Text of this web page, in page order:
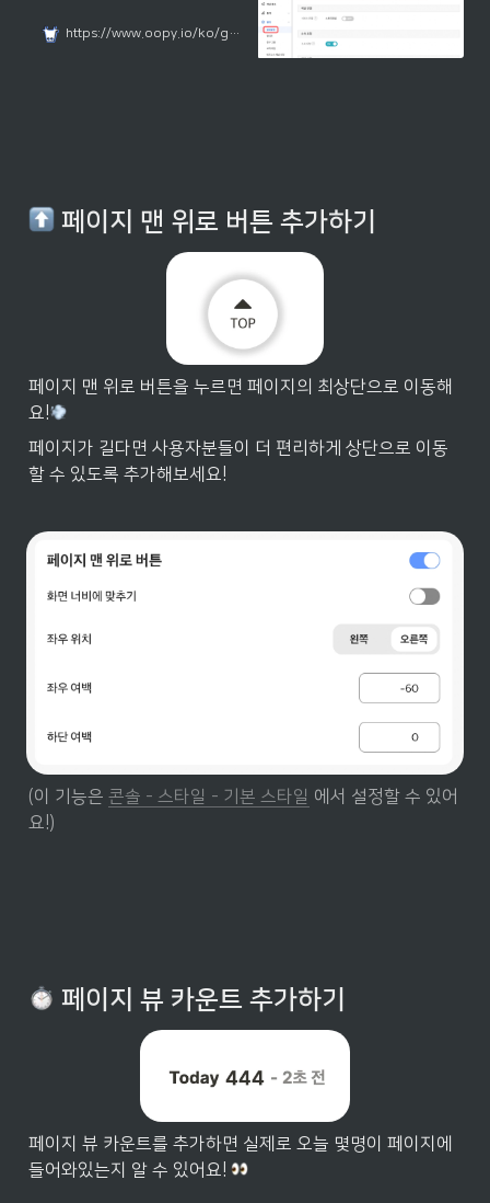
https://www.oopy.io/ko/guides/plugins/kakaotalk-channel
페이지 맨 위로 버튼 추가하기
페이지 맨 위로 버튼을 누르면 페이지의 최상단으로 이동해
요!
페이지가 길다면 사용자분들이 더 편리하게 상단으로 이동
할 수 있도록 추가해보세요!
(이 기능은 콘솔 - 스타일 - 기본 스타일 에서 설정할 수 있어
요!)
페이지 뷰 카운트 추가하기
페이지 뷰 카운트를 추가하면 실제로 오늘 몇명이 페이지에
들어와있는지 알 수 있어요!